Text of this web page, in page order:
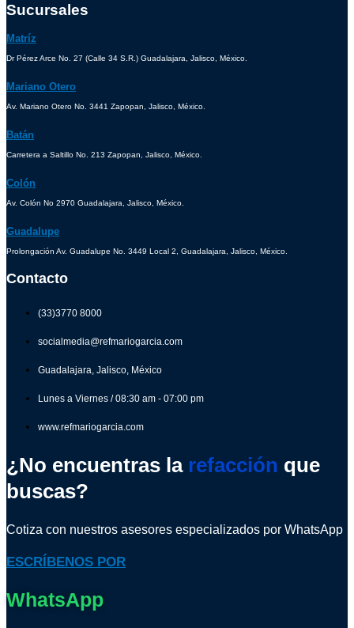
Sucursales
Matríz
Dr Pérez Arce No. 27 (Calle 34 S.R.) Guadalajara, Jalisco, México.
Mariano Otero
Av. Mariano Otero No. 3441 Zapopan, Jalisco, México.
Batán
Carretera a Saltillo No. 213 Zapopan, Jalisco, México.
Colón
Av. Colón No 2970 Guadalajara, Jalisco, México.
Guadalupe
Prolongación Av. Guadalupe No. 3449 Local 2, Guadalajara, Jalisco, México.
Contacto
(33)3770 8000
socialmedia@refmariogarcia.com
Guadalajara, Jalisco, México
Lunes a Viernes / 08:30 am - 07:00 pm
www.refmariogarcia.com
¿No encuentras la refacción que
buscas?
Cotiza con nuestros asesores especializados por WhatsApp
ESCRÍBENOS POR
WhatsApp